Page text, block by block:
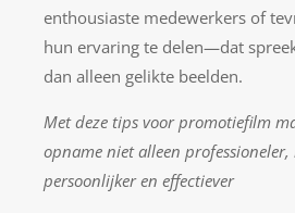
enthousiaste medewerkers of
hun ervaring te delen—dat
dan alleen gelikte beelden.
Met deze tips voor promotiefilm
opname niet alleen professioneler,
persoonlijker en effectiever